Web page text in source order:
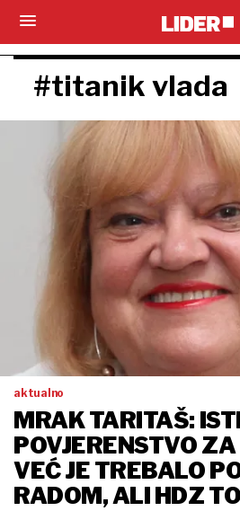
#titanik vlada
aktualno
MRAK TARITAŠ:
POVJERENSTVO
VEĆ JE TREBALO
RADOM, ALI HDZ